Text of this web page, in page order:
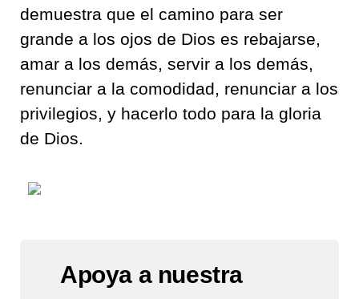
demuestra que el camino para ser
grande a los ojos de Dios es rebajarse,
amar a los demás, servir a los demás,
renunciar a la comodidad, renunciar a los
privilegios, y hacerlo todo para la gloria
de Dios.
Apoya a nuestra